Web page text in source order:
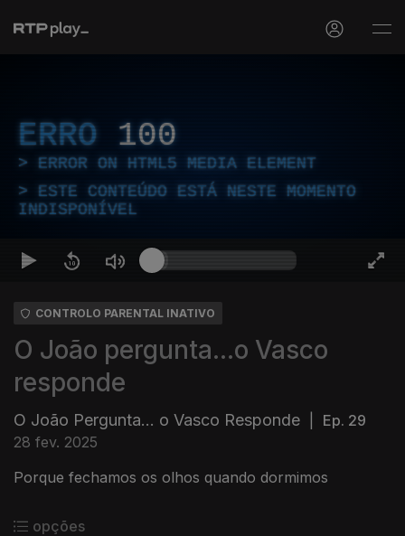
ERRO 100
ERROR ON HTML5 MEDIA ELEMENT
ESTE CONTEÚDO ESTÁ NESTE MOMENTO
INDISPONÍVEL
CONTROLO PARENTAL INATIVO
O João pergunta...o Vasco
responde
O João Pergunta... o Vasco Responde
Ep. 29
28 fev. 2025
Porque fechamos os olhos quando dormimos
opções